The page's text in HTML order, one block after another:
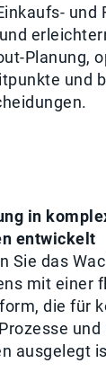
und
Planung,
und
in
entwickelt
Sie das
mit einer
die für
und
ausgelegt